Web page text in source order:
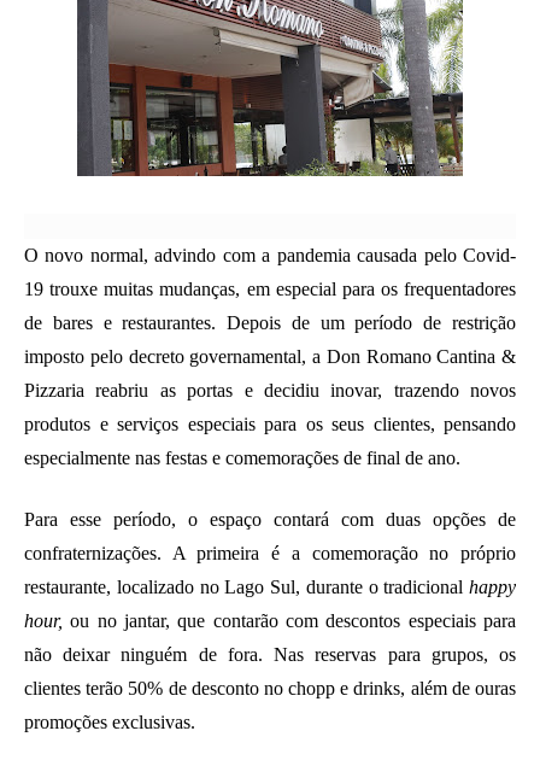
O novo normal, advindo com a pandemia causada pelo Covid-
19 trouxe muitas mudanças, em especial para os frequentadores
de bares e restaurantes. Depois de um período de restrição
imposto pelo decreto governamental, a Don Romano Cantina &
Pizzaria reabriu as portas e decidiu inovar, trazendo novos
produtos e serviços especiais para os seus clientes, pensando
especialmente nas festas e comemorações de final de ano.
Para esse período, o espaço contará com duas opções de
confraternizações. A primeira é a comemoração no próprio
restaurante, localizado no Lago Sul, durante o tradicional happy
hour, ou no jantar, que contarão com descontos especiais para
não deixar ninguém de fora. Nas reservas para grupos, os
clientes terão 50% de desconto no chopp e drinks, além de ouras
promoções exclusivas.